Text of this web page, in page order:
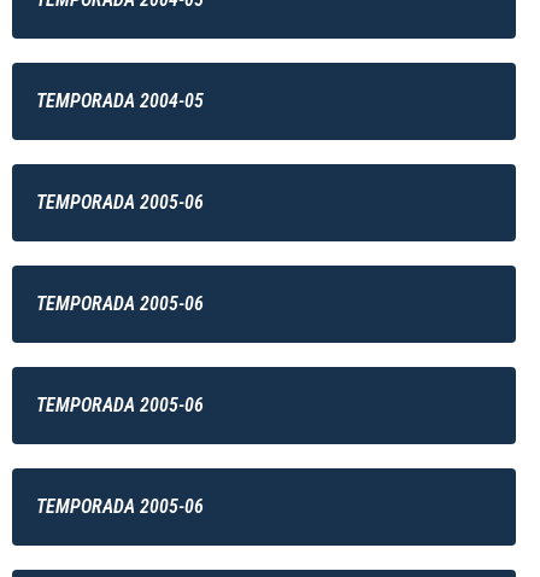
TEMPORADA 2004-05
TEMPORADA 2005-06
TEMPORADA 2005-06
TEMPORADA 2005-06
TEMPORADA 2005-06